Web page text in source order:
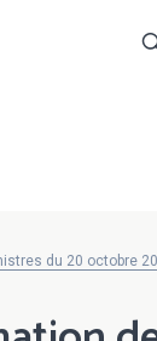
du 20 octobre